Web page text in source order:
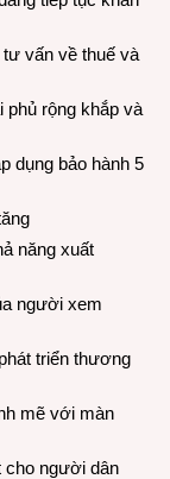
vấn về thuế và
phủ rộng khắp và
dụng bảo hành 5
năng xuất
người xem
triển thương
mẽ với màn
cho người dân